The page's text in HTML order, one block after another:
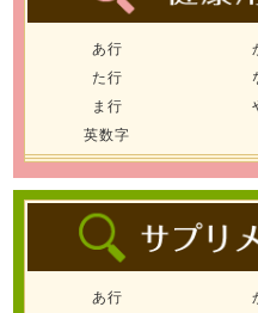
あ行
た行
ま行
英数字
あ行